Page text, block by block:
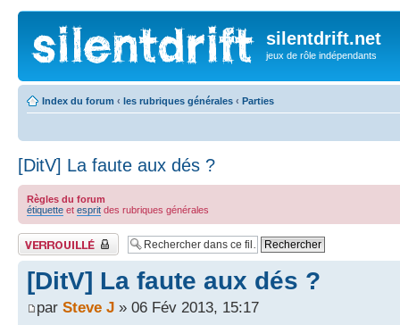
silentdrift.net
jeux de rôle indépendants
Index du forum ‹ les rubriques générales ‹ Parties
[DitV] La faute aux dés ?
Règles du forum
étiquette et esprit des rubriques générales
Fil verrouillé
[DitV] La faute aux dés ?
par Steve J » 06 Fév 2013, 15:17